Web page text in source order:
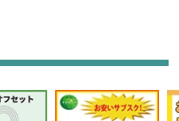
等)
リセット